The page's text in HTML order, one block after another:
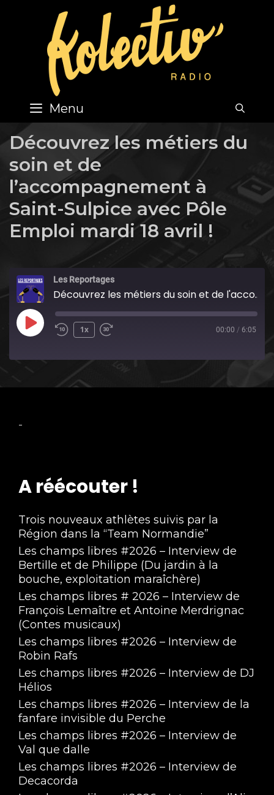
content
Menu
Découvrez les métiers du
soin et de
l’accompagnement à
Saint-Sulpice avec Pôle
Emploi mardi 18 avril !
Les Reportages
Découvrez les métiers du soin et de l'accompagnement à Saint-Sulpice avec Pôle Emploi mardi 18 avril !
Play
1x 00:00 / 6:05
-
A réécouter !
Trois nouveaux athlètes suivis par la
Région dans la “Team Normandie”
Les champs libres #2026 – Interview de
Bertille et de Philippe (Du jardin à la
bouche, exploitation maraîchère)
Les champs libres # 2026 – Interview de
François Lemaître et Antoine Merdrignac
(Contes musicaux)
Les champs libres #2026 – Interview de
Robin Rafs
Les champs libres #2026 – Interview de DJ
Hélios
Les champs libres #2026 – Interview de la
fanfare invisible du Perche
Les champs libres #2026 – Interview de
Val que dalle
Les champs libres #2026 – Interview de
Decacorda